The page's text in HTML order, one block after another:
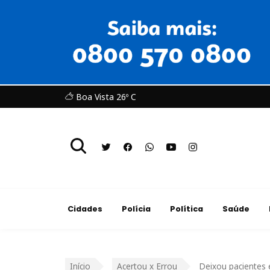
Boa Vista 26º C
Cidades Polícia Política Saúde
Início Acertou x Errou Deixou pacientes